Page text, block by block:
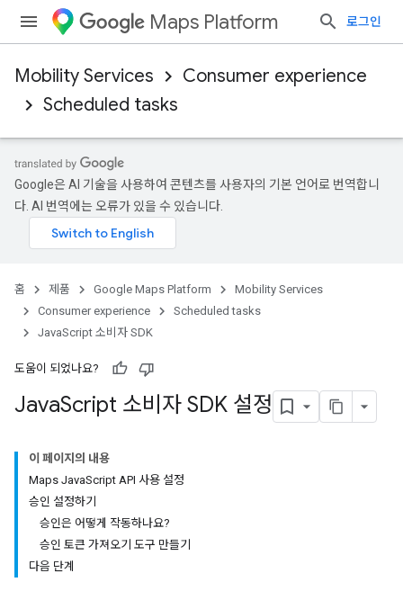
Maps Platform 로그인
Mobility Services
Consumer experience
Scheduled tasks
Google은 AI 기술을 사용하여 콘텐츠를 사용자의 기본 언어로 번역합니
다. AI 번역에는 오류가 있을 수 있습니다.
홈 제품 Google Maps Platform
Mobility Services
Consumer experience
Scheduled tasks
JavaScript 소비자 SDK
도움이 되었나요?
JavaScript 소비자 SDK 설정
이 페이지의 내용
Maps JavaScript API 사용 설정
승인 설정하기
승인은 어떻게 작동하나요?
승인 토큰 가져오기 도구 만들기
다음 단계